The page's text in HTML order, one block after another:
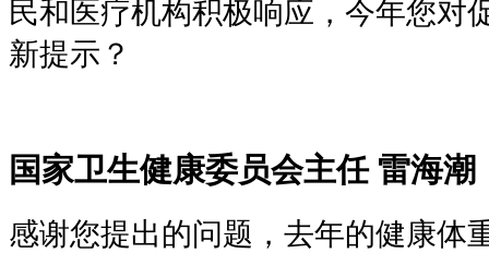
民和医疗机构积极响应，今年您对
新提示？
国家卫生健康委员会主任 雷海潮
感谢您提出的问题，去年的健康体